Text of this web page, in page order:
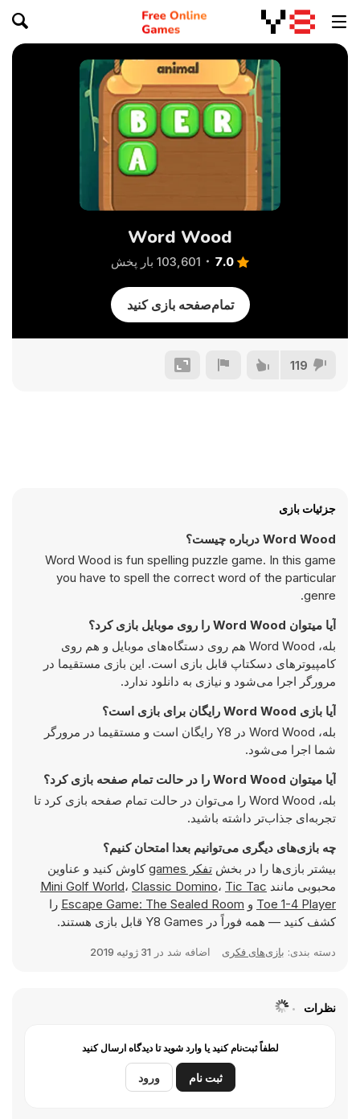
Word Wood
7.0 103,601 بار پخش
تمام‌صفحه بازی کنید
119
جزئیات بازی
Word Wood درباره چیست؟
Word Wood is fun spelling puzzle game. In this game
you have to spell the correct word of the particular
genre.
آیا میتوان Word Wood را روی موبایل بازی کرد؟
بله، Word Wood هم روی دستگاه‌های موبایل و هم روی
کامپیوترهای دسکتاپ قابل بازی است. این بازی مستقیما در
مرورگر اجرا می‌شود و نیازی به دانلود ندارد.
آیا بازی Word Wood رایگان برای بازی است؟
بله، Word Wood در Y8 رایگان است و مستقیما در مرورگر
شما اجرا می‌شود.
آیا میتوان Word Wood را در حالت تمام صفحه بازی کرد؟
بله، Word Wood را می‌توان در حالت تمام صفحه بازی کرد تا
تجربه‌ای جذاب‌تر داشته باشید.
چه بازی‌های دیگری می‌توانیم بعدا امتحان کنیم؟
بیشتر بازی‌ها را در بخش تفکر games
کاوش کنید و عناوین
محبوبی مانند
Mini Golf World، Classic Domino، Tic Tac
Toe 1-4 Player و Escape Game: The Sealed Room را
کشف کنید — همه فوراً در Y8 Games قابل بازی هستند.
دسته بندی: بازی‌های فکری اضافه شد در 31 ژوئیه 2019
نظرات
لطفاً ثبت‌نام کنید یا وارد شوید تا دیدگاه ارسال کنید
ثبت نام ورود